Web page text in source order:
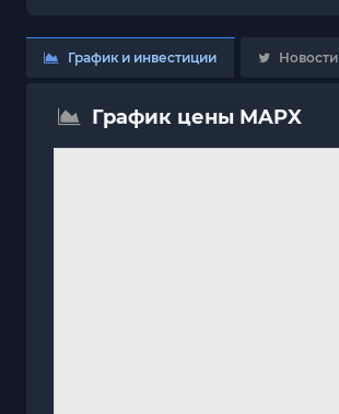
График и инвестиции Новости
График цены MAPX